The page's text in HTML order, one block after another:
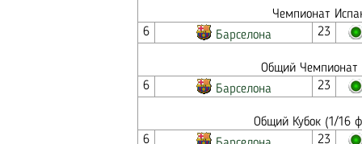
Чемпионат
6
Барселона 23
Общий
6
Барселона 23
Общий Кубок (1/16
6
23